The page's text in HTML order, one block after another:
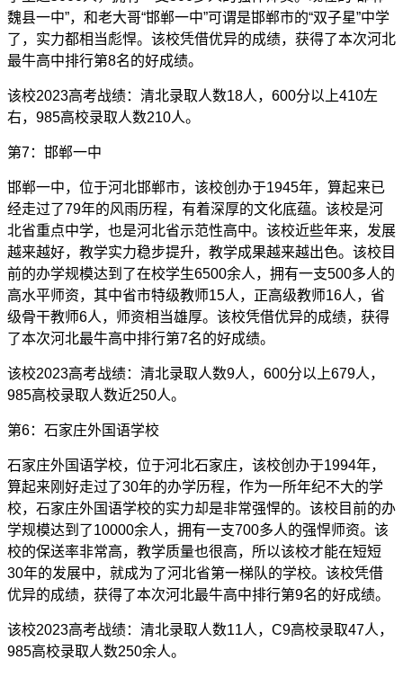
魏县一中”，和老大哥“邯郸一中”可谓是邯郸市的“双子星”中学
了，实力都相当彪悍。该校凭借优异的成绩，获得了本次河北
最牛高中排行第8名的好成绩。
该校2023高考战绩：清北录取人数18人，600分以上410左
右，985高校录取人数210人。
第7：邯郸一中
邯郸一中，位于河北邯郸市，该校创办于1945年，算起来已
经走过了79年的风雨历程，有着深厚的文化底蕴。该校是河
北省重点中学，也是河北省示范性高中。该校近些年来，发展
越来越好，教学实力稳步提升，教学成果越来越出色。该校目
前的办学规模达到了在校学生6500余人，拥有一支500多人的
高水平师资，其中省市特级教师15人，正高级教师16人，省
级骨干教师6人，师资相当雄厚。该校凭借优异的成绩，获得
了本次河北最牛高中排行第7名的好成绩。
该校2023高考战绩：清北录取人数9人，600分以上679人，
985高校录取人数近250人。
第6：石家庄外国语学校
石家庄外国语学校，位于河北石家庄，该校创办于1994年，
算起来刚好走过了30年的办学历程，作为一所年纪不大的学
校，石家庄外国语学校的实力却是非常强悍的。该校目前的办
学规模达到了10000余人，拥有一支700多人的强悍师资。该
校的保送率非常高，教学质量也很高，所以该校才能在短短
30年的发展中，就成为了河北省第一梯队的学校。该校凭借
优异的成绩，获得了本次河北最牛高中排行第9名的好成绩。
该校2023高考战绩：清北录取人数11人，C9高校录取47人，
985高校录取人数250余人。